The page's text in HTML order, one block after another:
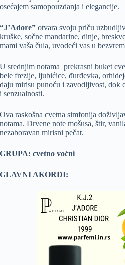
osećajem samopouzdanja i elegancije.
“J’Adore” otvara svoju priču
kruške, sočne mandarine, dinje,
mami vaša čula, uvodeći vas u
U srednjim notama prekrasni buket
bele frezije, ljubićice, đurđevka,
daju mirisu punoću i zavodljivost, dok
i senzualnosti.
Ova raskošna cvetna simfonija
notama. Drvene note mošusa, štir,
nezaboravan mirisni pečat.
GRUPA: cvetno voćni
GLAVNI AKORDI: